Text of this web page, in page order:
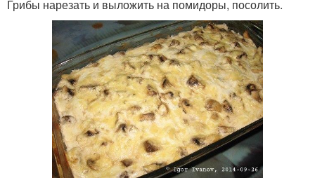
Грибы нарезать и выложить на помидоры, посолить.